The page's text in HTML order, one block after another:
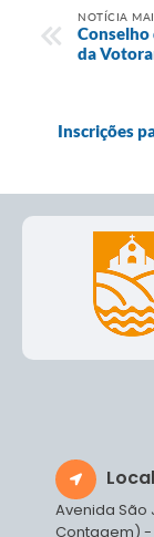
NOTÍCIA
Conselho
da
Inscrições
Avenida São
Contagem) -